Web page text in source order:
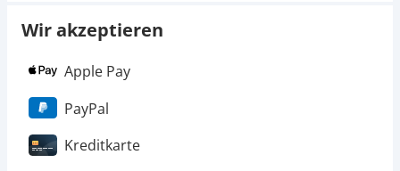
Wir akzeptieren
Apple Pay
PayPal
Kreditkarte